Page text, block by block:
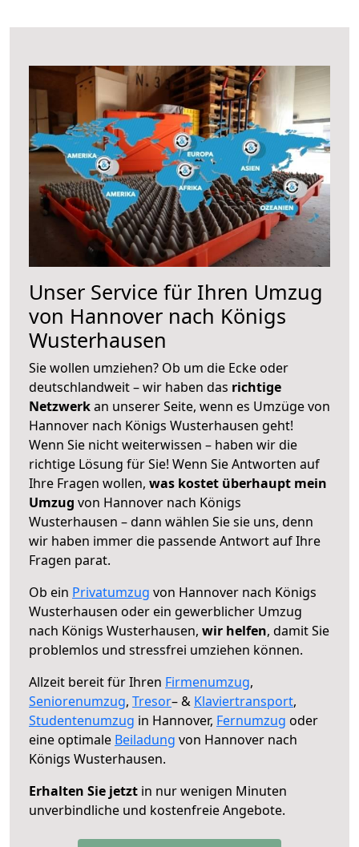
Unser Service für Ihren Umzug
von Hannover nach Königs
Wusterhausen
Sie wollen umziehen? Ob um die Ecke oder
deutschlandweit – wir haben das richtige
Netzwerkan unserer Seite, wenn es Umzüge von
Hannover nach Königs Wusterhausen geht!
Wenn Sie nicht weiterwissen – haben wir die
richtige Lösung für Sie! Wenn Sie Antworten auf
Ihre Fragen wollen, was kostet überhaupt mein
Umzug von Hannover nach Königs
Wusterhausen – dann wählen Sie sie uns, denn
wir haben immer die passende Antwort auf Ihre
Fragen parat.
Ob ein Privatumzug von Hannover nach Königs
Wusterhausen oder ein gewerblicher Umzug
nach Königs Wusterhausen, wir helfen, damit Sie
problemlos und stressfrei umziehen können.
Allzeit bereit für Ihren Firmenumzug,
Seniorenumzug, Tresor– & Klaviertransport,
Studentenumzug in Hannover, Fernumzug oder
eine optimale Beiladung von Hannover nach
Königs Wusterhausen.
Erhalten Sie jetzt in nur wenigen Minuten
unverbindliche und kostenfreie Angebote.